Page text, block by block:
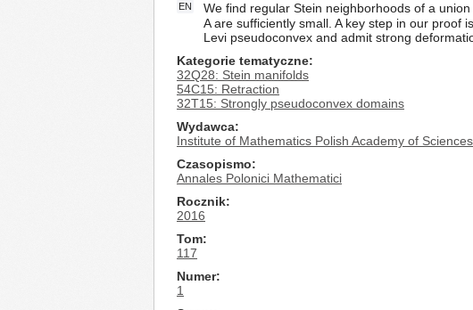
EN
We find regular Stein neighborhoods of a
A are sufficiently small. A key step in our proof
Levi pseudoconvex and admit strong
Kategorie tematyczne
32Q28: Stein manifolds
54C15: Retraction
32T15: Strongly pseudoconvex domains
Wydawca
Institute of Mathematics Polish Academy of Sciences
Czasopismo
Annales Polonici Mathematici
Rocznik
2016
Tom
117
Numer
1